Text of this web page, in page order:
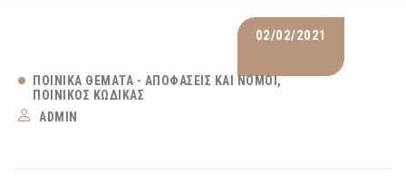
02/02/2021
ΠΟΙΝΙΚΆ ΘΈΜΑΤΑ - ΑΠΟΦΆΣΕΙΣ ΚΑΙ ΝΌΜΟΙ
ΠΟΙΝΙΚΌΣ ΚΏΔΙΚΑΣ
ADMIN